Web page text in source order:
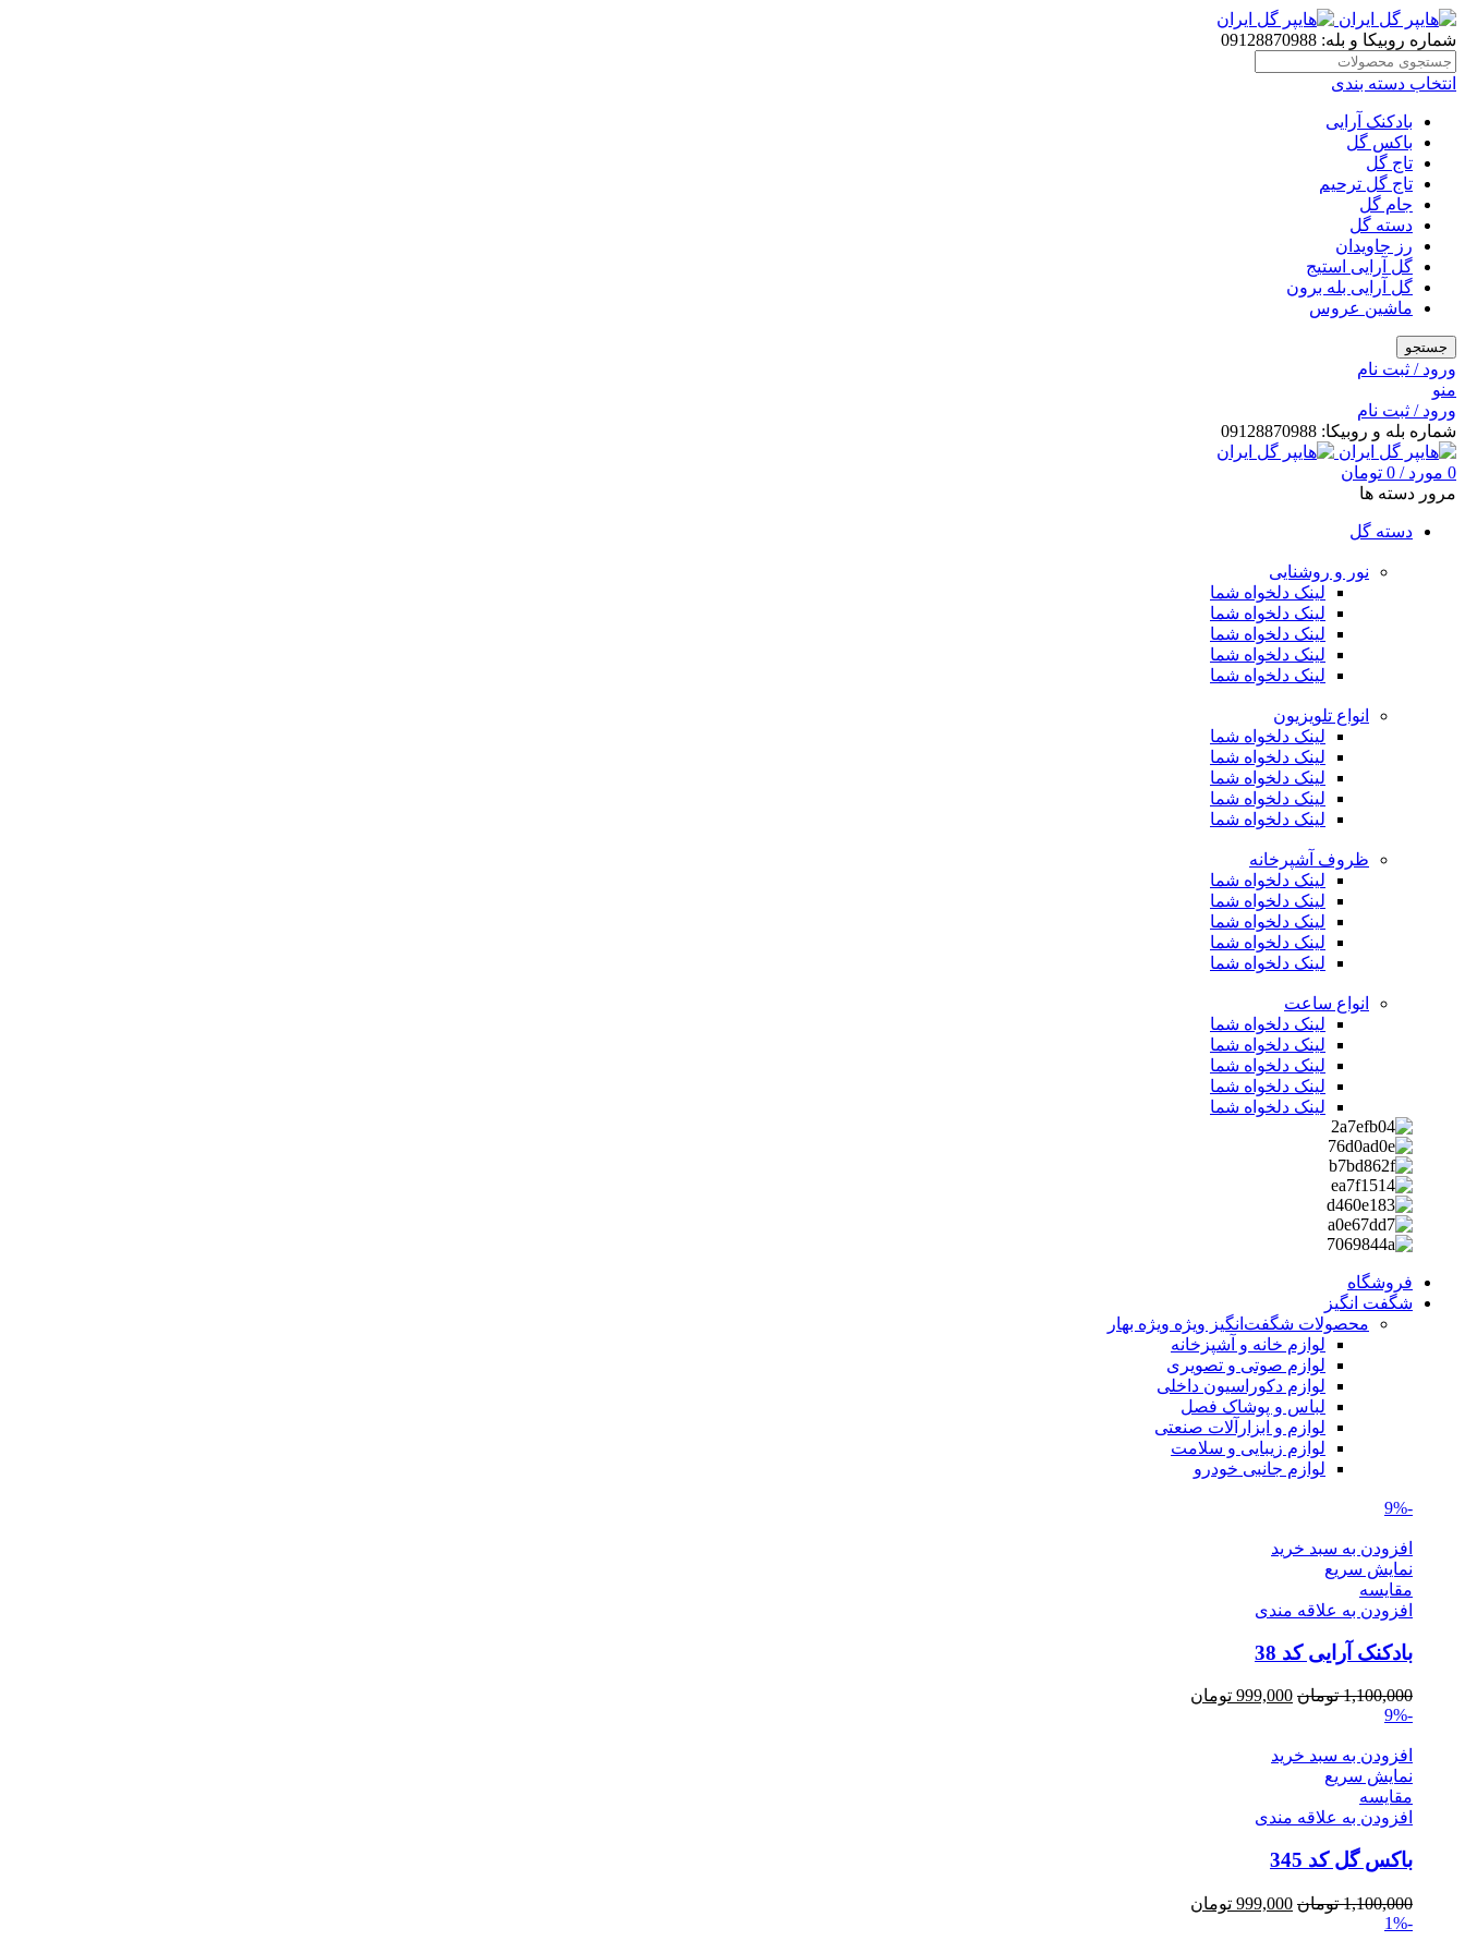
شماره روبیکا و بله: 09128870988
انتخاب دسته بندی
بادکنک آرایی
باکس گل
تاج گل
تاج گل ترحیم
جام گل
دسته گل
رز جاویدان
گل آرایی استیج
گل آرایی بله برون
ماشین عروس
جستجو
ورود / ثبت نام
منو
ورود / ثبت نام
شماره بله و روبیکا: 09128870988
0 مورد /
0 تومان
مرور دسته ها
دسته گل
نور و روشنایی
لینک دلخواه شما
لینک دلخواه شما
لینک دلخواه شما
لینک دلخواه شما
لینک دلخواه شما
انواع تلویزیون
لینک دلخواه شما
لینک دلخواه شما
لینک دلخواه شما
لینک دلخواه شما
لینک دلخواه شما
ظروف آشپرخانه
لینک دلخواه شما
لینک دلخواه شما
لینک دلخواه شما
لینک دلخواه شما
لینک دلخواه شما
انواع ساعت
لینک دلخواه شما
لینک دلخواه شما
لینک دلخواه شما
لینک دلخواه شما
لینک دلخواه شما
فروشگاه
شگفت انگیز
محصولات شگفت‌انگیز ویژه ویژه بهار
لوازم خانه و آشپزخانه
لوازم صوتی و تصویری
لوازم دکوراسیون داخلی
لباس و پوشاک فصل
لوازم و ابزارآلات صنعتی
لوازم زیبایی و سلامت
لوازم جانبی خودرو
-9%
افزودن به سبد خرید
نمایش سریع
مقايسه
افزودن به علاقه مندی
بادکنک آرایی کد 38
1,100,000 تومان Original
1,100,000 تومان.
999,000 تومان
-9%
افزودن به سبد خرید
نمایش سریع
مقايسه
افزودن به علاقه مندی
باکس گل کد 345
1,100,000 تومان Original
999,000 تومان
-1%